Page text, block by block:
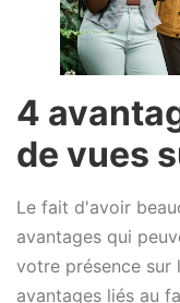
4
de vues
Le fait d'avoir
avantages qui
votre présence sur
avantages liés au